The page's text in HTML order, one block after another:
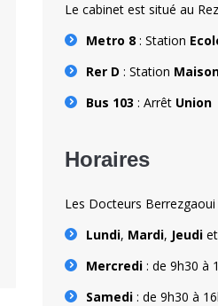
Le cabinet est situé au
Metro 8 : Station
Rer D : Station
Bus 103 : Arrêt Union
Horaires
Les Docteurs
Lundi, Mardi, Jeudi et
Mercredi : de 9h30 à
Samedi : de 9h30 à